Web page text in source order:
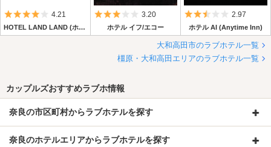
5つ星のうち4
4.21
HOTEL LAND LAND (ホテル ランド ランド)
5つ星のうち3
3.20
ホテル イフ/エコー
5つ星のうち
2.97
ホテル AI (Anytime Inn)
大和高田市のラブホテル一覧
橿原・大和高田エリアのラブホテル一覧
カップルズおすすめラブホ情報
奈良の市区町村からラブホテルを探す
奈良のホテルエリアからラブホテルを探す